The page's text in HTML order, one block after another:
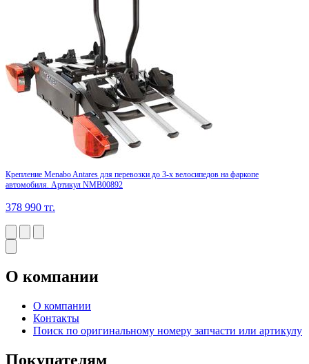
Крепление Menabo Antares для перевозки до 3-х велосипедов на фаркопе
автомобиля. Артикул NMB00892
378 990 тг.
О компании
О компании
Контакты
Поиск по оригинальному номеру запчасти или артикулу
Покупателям